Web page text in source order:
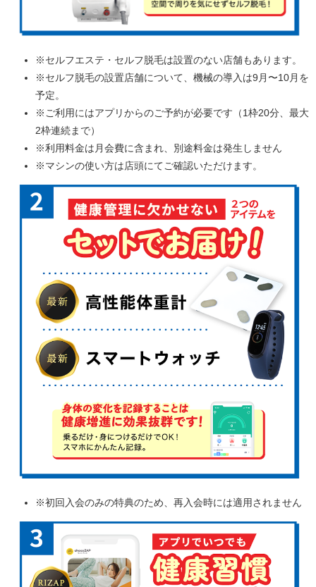
※セルフエステ・セルフ脱毛は設置のない店舗もあります。
※セルフ脱毛の設置店舗について、機械の導入は9月〜10月を
予定。
※ご利用にはアプリからのご予約が必要です（1枠20分、最大
2枠連続まで）
※利用料金は月会費に含まれ、別途料金は発生しません
※マシンの使い方は店頭にてご確認いただけます。
※初回入会のみの特典のため、再入会時には適用されません